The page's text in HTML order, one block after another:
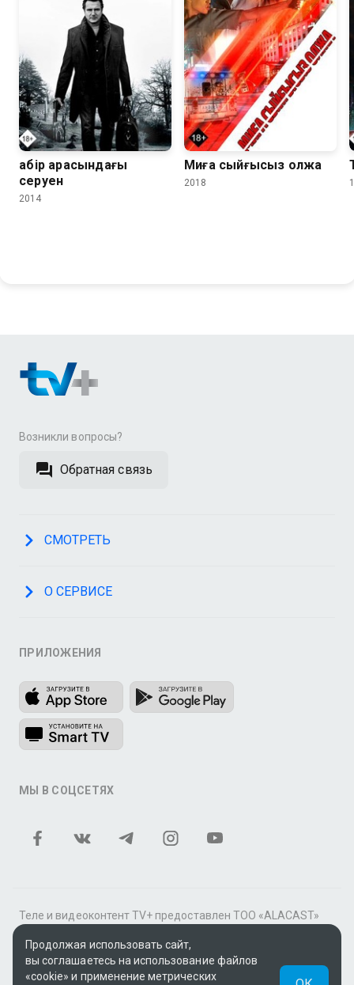
6.6 6.5
Қабір арасындағы
серуен
2014
6.1 5.5
Миға сыйғысыз олжа
2018
Возникли вопросы?
Обратная связь
СМОТРЕТЬ
О СЕРВИСЕ
ПРИЛОЖЕНИЯ
МЫ В СОЦСЕТЯХ
Теле и видеоконтент TV+ предоставлен ТОО «ALACAST»
В рамках услуги «Видео по подписке» для «Пакета
фильмов и сериалов tv+» контент предоставляется
Продолжая использовать сайт,
вы соглашаетесь на использование файлов
«cookie» и применение метрических